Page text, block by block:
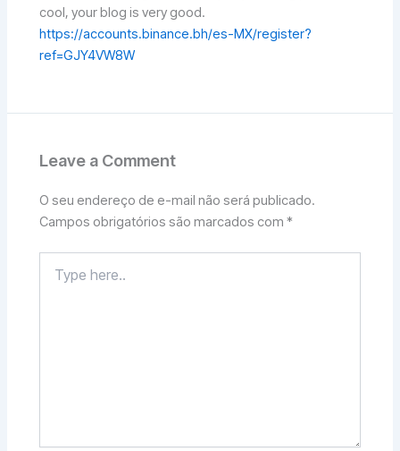
cool, your blog is very good.
https://accounts.binance.bh/es-MX/register?
ref=GJY4VW8W
Leave a Comment
O seu endereço de e-mail não será publicado.
Campos obrigatórios são marcados com*
here..